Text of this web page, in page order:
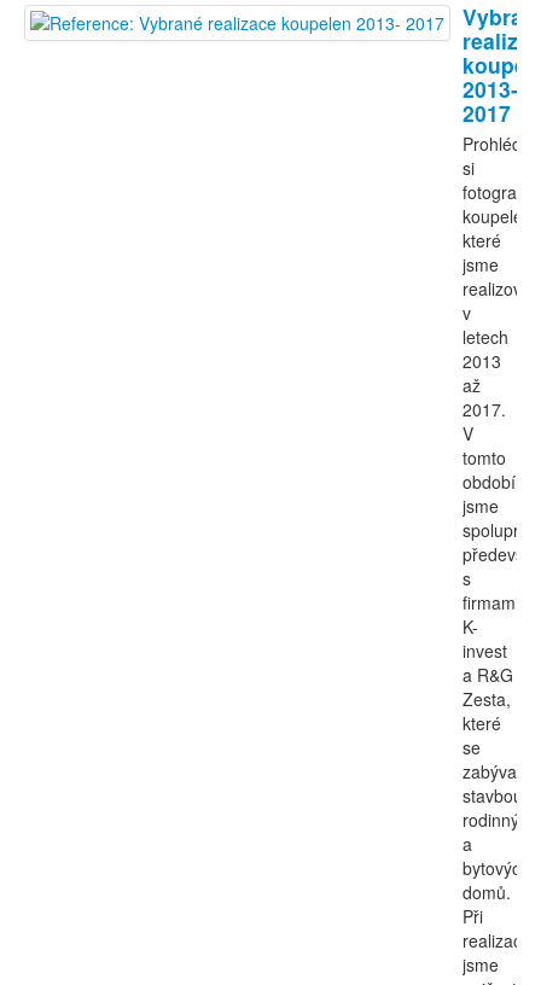
2013-
2017
si
fotografie
koupelen,
které
jsme
realizovali
v
letech
2013
až
2017.
V
tomto
období
jsme
s
firmami
K-
invest
a R&G
Zesta,
které
se
zabývají
stavbou
rodinných
a
bytových
domů.
Při
jsme